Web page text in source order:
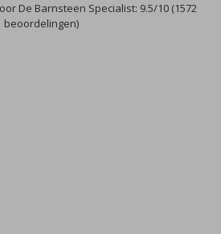
De Barnsteen Specialist: 9.5/10 (1572
beoordelingen)